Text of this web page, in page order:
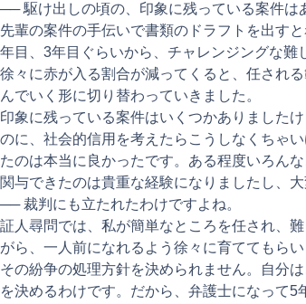
── 駆け出しの頃の、印象に残っている案件は
先輩の案件の手伝いで書類のドラフトを出す
年目、3年目ぐらいから、チャレンジングな難
徐々に赤が入る割合が減ってくると、任され
んでいく形に切り替わっていきました。
印象に残っている案件はいくつかありました
のに、社会的信用を考えたらこうしなくちゃ
たのは本当に良かったです。ある程度いろん
関与できたのは貴重な経験になりましたし、
── 裁判にも立たれたわけですよね。
証人尋問では、私が簡単なところを任され、
がら、一人前になれるよう徐々に育ててもら
その紛争の処理方針を決められません。自分
を決めるわけです。だから、弁護士になって